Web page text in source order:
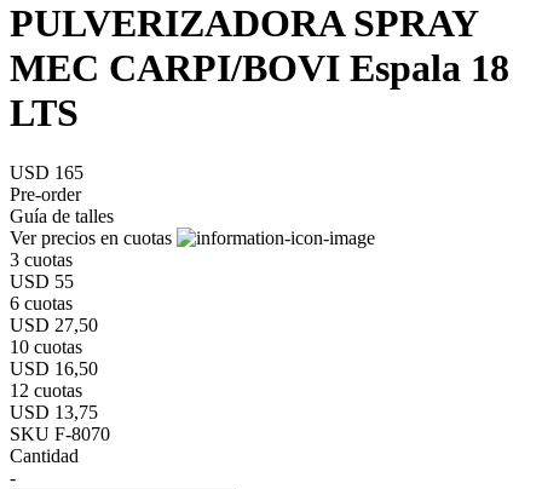
PULVERIZADORA SPRAY
MEC CARPI/BOVI Espala 18
LTS
USD 165
Pre-order
Guía de talles
Ver precios en cuotas
3 cuotas
USD 55
6 cuotas
USD 27,50
10 cuotas
USD 16,50
12 cuotas
USD 13,75
SKU F-8070
Cantidad
-